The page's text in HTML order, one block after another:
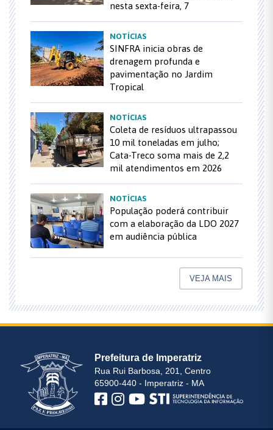
nesta sexta-feira, 7
NOTÍCIAS
SINFRA inicia obras de
drenagem profunda e
pavimentação no Jardim
Tropical
NOTÍCIAS
Coleta de resíduos ultrapassou
10 mil toneladas em julho;
Cata-Treco soma mais de 2,2
mil atendimentos em 2026
NOTÍCIAS
População poderá contribuir
com a elaboração da LDO 2027
em audiência pública
VEJA MAIS
Prefeitura de Imperatriz
Rua Rui Barbosa, 201, Centro
65900-440 - Imperatriz - MA